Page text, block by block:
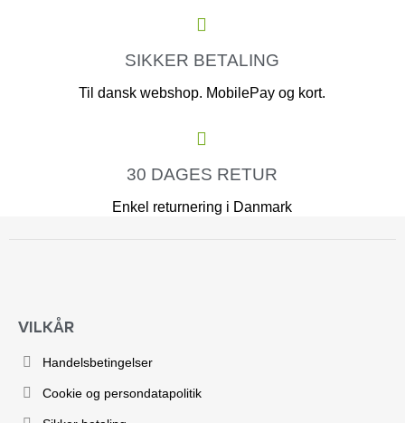
SIKKER BETALING
Til dansk webshop. MobilePay og kort.
30 DAGES RETUR
Enkel returnering i Danmark
VILKÅR
Handelsbetingelser
Cookie og persondatapolitik